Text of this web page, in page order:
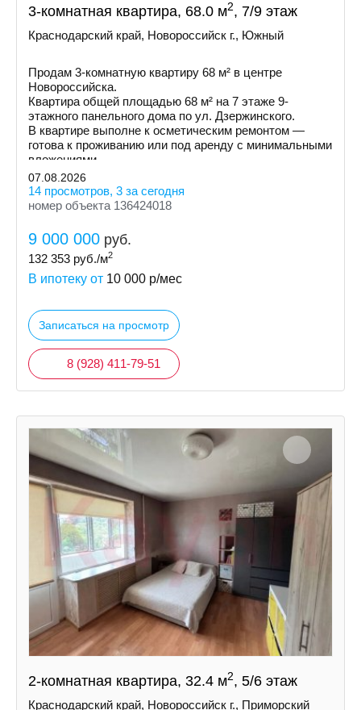
3-комнатная квартира, 68.0 м2, 7/9 этаж
Краснодарский край, Новороссийск г., Южный
Продам 3-комнатную квартиру 68 м² в центре
Новороссийска.
Квартира общей площадью 68 м² на 7 этаже 9-
этажного панельного дома по ул. Дзержинского.
В квартире выполне к осметическим ремонтом —
готова к проживанию или под аренду с минимальными
вложениями.
07.08.2026
14 просмотров, 3 за сегодня
номер объекта 136424018
9 000 000 руб.
132 353 руб./м2
В ипотеку от 10 000 р/мес
Записаться на просмотр
8 (928) 411-79-51
2-комнатная квартира, 32.4 м2, 5/6 этаж
Краснодарский край, Новороссийск г., Приморский